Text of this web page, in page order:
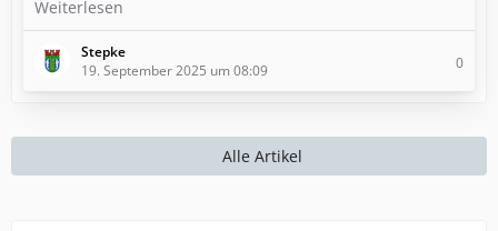
Weiterlesen
Stepke
19. September 2025 um 08:09
0
Alle Artikel